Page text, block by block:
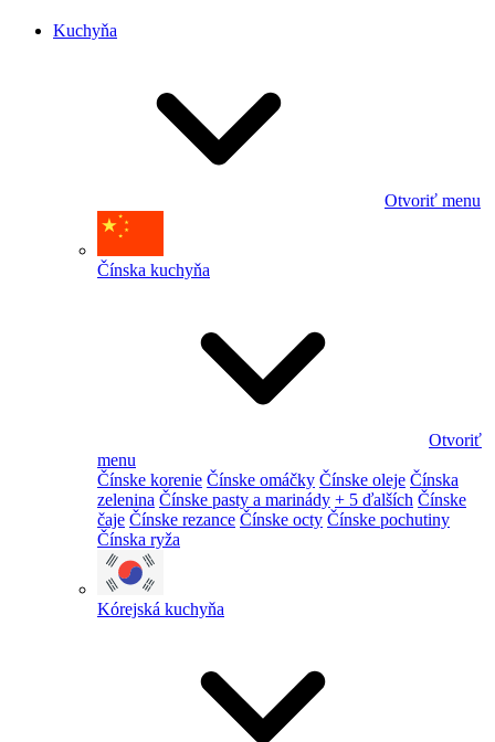
Kuchyňa
Otvoriť menu
Čínska kuchyňa
Otvoriť
menu
Čínske korenie Čínske omáčky Čínske oleje Čínska
zelenina Čínske pasty a marinády + 5 ďalších Čínske
čaje Čínske rezance Čínske octy Čínske pochutiny
Čínska ryža
Kórejská kuchyňa